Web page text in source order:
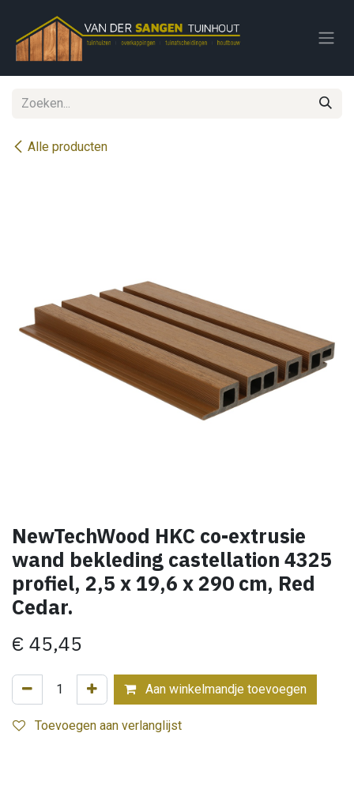
Alle producten
NewTechWood HKC co-extrusie
wand bekleding castellation 4325
profiel, 2,5 x 19,6 x 290 cm, Red
Cedar.
€ 45,45
Aan winkelmandje toevoegen
Toevoegen aan verlanglijst